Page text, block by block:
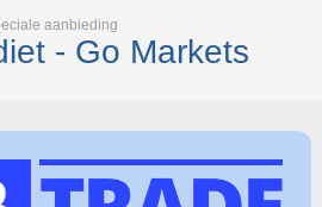
aanbieding
- Go Markets